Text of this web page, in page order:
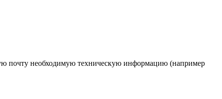
почту необходимую техническую информацию (например